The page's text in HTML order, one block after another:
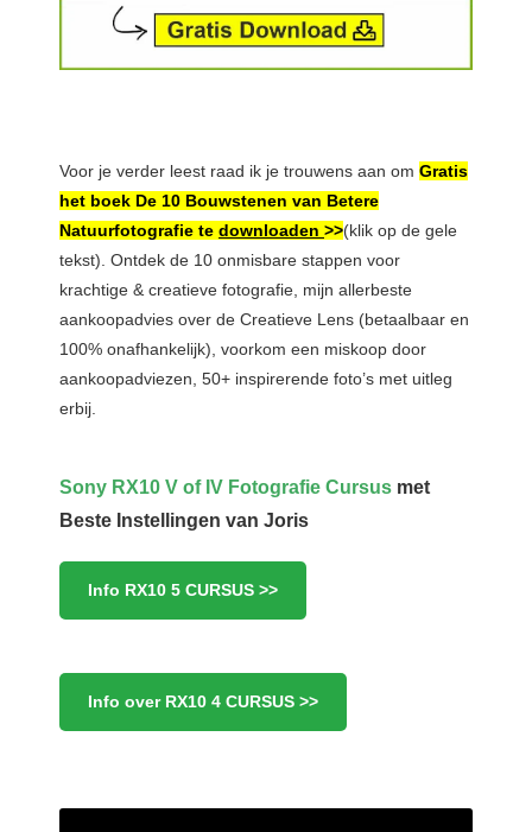
Voor je verder leest raad ik je trouwens aan om Gratis
het boek De 10 Bouwstenen van Betere
Natuurfotografie te downloaden >>(klik op de gele
tekst). Ontdek de 10 onmisbare stappen voor
krachtige & creatieve fotografie, mijn allerbeste
aankoopadvies over de Creatieve Lens (betaalbaar en
100% onafhankelijk), voorkom een miskoop door
aankoopadviezen, 50+ inspirerende foto’s met uitleg
erbij.
Sony RX10 V of IV Fotografie Cursus met
Beste Instellingen van Joris
Info RX10 5 CURSUS >>
Info over RX10 4 CURSUS >>